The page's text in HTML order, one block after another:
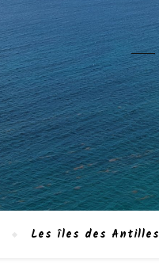
Les îles des Antilles